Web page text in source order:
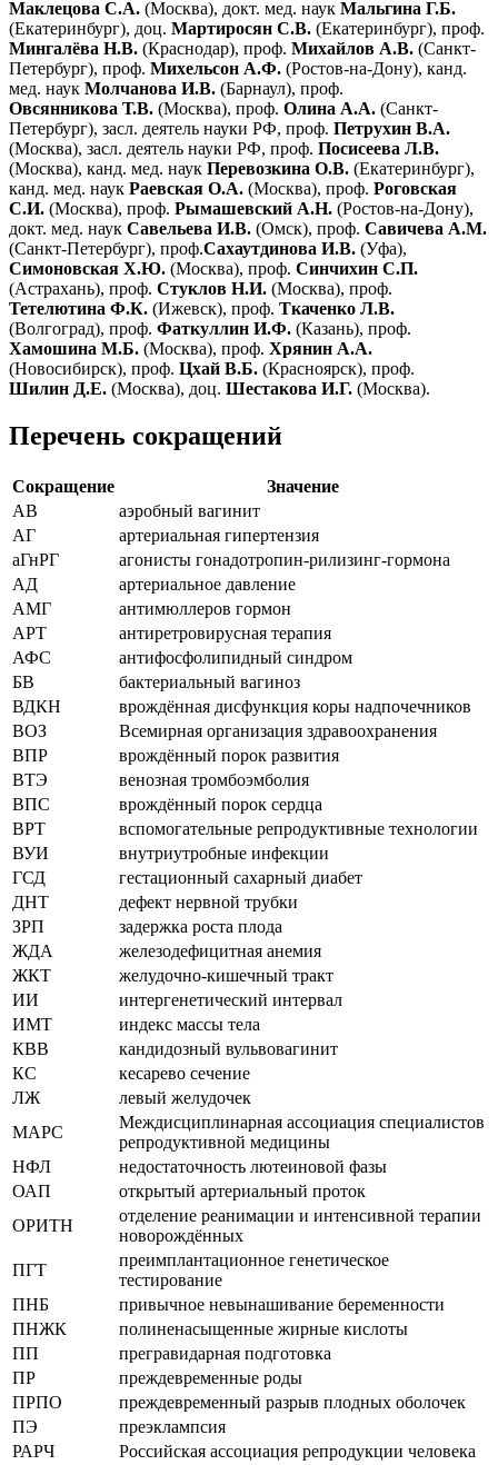
Маклецова С.А. (Москва), докт. мед. наук Мальгина Г.Б.
(Екатеринбург), доц. Мартиросян С.В. (Екатеринбург), проф.
Мингалёва Н.В. (Краснодар), проф. Михайлов А.В. (Санкт-
Петербург), проф. Михельсон А.Ф. (Ростов-на-Дону), канд.
мед. наук Молчанова И.В. (Барнаул), проф.
Овсянникова Т.В. (Москва), проф. Олина А.А. (Санкт-
Петербург), засл. деятель науки РФ, проф. Петрухин В.А.
(Москва), засл. деятель науки РФ, проф. Посисеева Л.В.
(Москва), канд. мед. наук Перевозкина О.В. (Екатеринбург),
канд. мед. наук Раевская О.А. (Москва), проф. Роговская
С.И. (Москва), проф. Рымашевский А.Н. (Ростов-на-Дону),
докт. мед. наук Савельева И.В. (Омск), проф. Савичева А.М.
(Санкт-Петербург), проф.Сахаутдинова И.В. (Уфа),
Симоновская Х.Ю. (Москва), проф. Синчихин С.П.
(Астрахань), проф. Стуклов Н.И. (Москва), проф.
Тетелютина Ф.К. (Ижевск), проф. Ткаченко Л.В.
(Волгоград), проф. Фаткуллин И.Ф. (Казань), проф.
Хамошина М.Б. (Москва), проф. Хрянин А.А.
(Новосибирск), проф. Цхай В.Б. (Красноярск), проф.
Шилин Д.Е. (Москва), доц. Шестакова И.Г. (Москва).
Перечень сокращений
Сокращение
Значение
АВ
аэробный вагинит
АГ
артериальная гипертензия
аГнРГ
агонисты гонадотропин-рилизинг-гормона
АД
артериальное давление
АМГ
антимюллеров гормон
АРТ
антиретровирусная терапия
АФС
антифосфолипидный синдром
БВ
бактериальный вагиноз
ВДКН
врождённая дисфункция коры надпочечников
ВОЗ
Всемирная организация здравоохранения
ВПР
врождённый порок развития
ВТЭ
венозная тромбоэмболия
ВПС
врождённый порок сердца
ВРТ
вспомогательные репродуктивные технологии
ВУИ
внутриутробные инфекции
ГСД
гестационный сахарный диабет
ДНТ
дефект нервной трубки
ЗРП
задержка роста плода
ЖДА
железодефицитная анемия
ЖКТ
желудочно-кишечный тракт
ИИ
интергенетический интервал
ИМТ
индекс массы тела
КВВ
кандидозный вульвовагинит
КС
кесарево сечение
ЛЖ
левый желудочек
МАРС
Междисциплинарная ассоциация специалистов
репродуктивной медицины
НФЛ
недостаточность лютеиновой фазы
ОАП
открытый артериальный проток
ОРИТН
отделение реанимации и интенсивной терапии
новорождённых
ПГТ
преимплантационное генетическое
тестирование
ПНБ
привычное невынашивание беременности
ПНЖК
полиненасыщенные жирные кислоты
ПП
прегравидарная подготовка
ПР
преждевременные роды
ПРПО
преждевременный разрыв плодных оболочек
ПЭ
преэклампсия
РАРЧ
Российская ассоциация репродукции человека